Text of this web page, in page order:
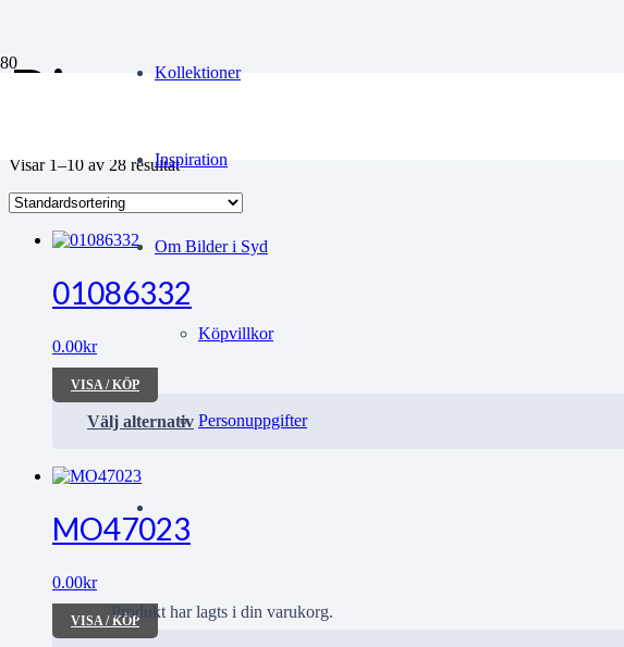
Kollektioner
Inspiration
Om Bilder i Syd
Köpvillkor
Personuppgifter
Produkt har lagts i din varukorg.
Bio
Visar 1–10 av 28 resultat
01086332
0.00kr
VISA / KÖP
Välj alternativ
MO47023
0.00kr
VISA / KÖP